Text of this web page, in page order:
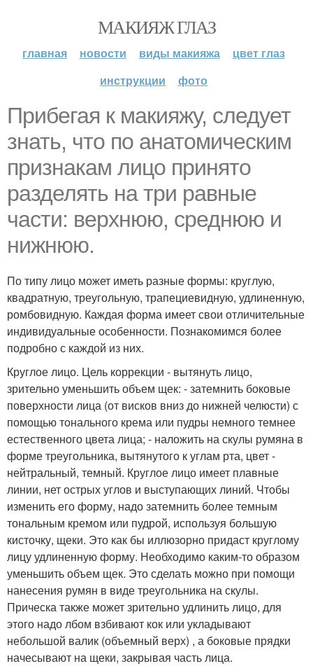
МАКИЯЖ ГЛАЗ
главная новости виды макияжа
цвет глаз
инструкции
фото
Прибегая к макияжу, следует
знать, что по анатомическим
признакам лицо принято
разделять на три равные
части: верхнюю, среднюю и
нижнюю.
По типу лицо может иметь разные формы: круглую,
квадратную, треугольную, трапециевидную, удлиненную,
ромбовидную. Каждая форма имеет свои отличительные
индивидуальные особенности. Познакомимся более
подробно с каждой из них.
Круглое лицо. Цель коррекции - вытянуть лицо,
зрительно уменьшить объем щек: - затемнить боковые
поверхности лица (от висков вниз до нижней челюсти) с
помощью тонального крема или пудры немного темнее
естественного цвета лица; - наложить на скулы румяна в
форме треугольника, вытянутого к углам рта, цвет -
нейтральный, темный. Круглое лицо имеет плавные
линии, нет острых углов и выступающих линий. Чтобы
изменить его форму, надо затемнить более темным
тональным кремом или пудрой, используя большую
кисточку, щеки. Это как бы иллюзорно придаст круглому
лицу удлиненную форму. Необходимо каким-то образом
уменьшить объем щек. Это сделать можно при помощи
нанесения румян в виде треугольника на скулы.
Прическа также может зрительно удлинить лицо, для
этого надо лбом взбивают кок или укладывают
небольшой валик (объемный верх) , а боковые прядки
начесывают на щеки, закрывая часть лица.